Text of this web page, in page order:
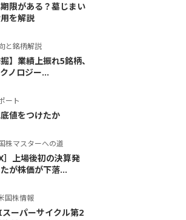
期限がある？墓じまい
を解説
と銘柄解説
】業績上振れ5銘柄、
ノロジー...
ート
値をつけたか
株マスターへの道
］上場後初の決算発
が株価が下落...
国株情報
スーパーサイクル第2